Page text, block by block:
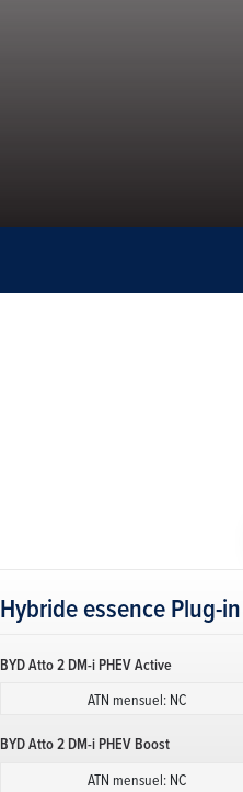
Hybride essence Plug-in
BYD Atto 2 DM-i PHEV Active
ATN mensuel: NC
BYD Atto 2 DM-i PHEV Boost
ATN mensuel: NC